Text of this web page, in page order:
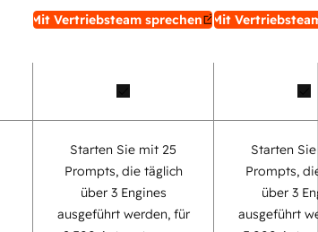
Mit Vertriebsteam sprechen Mit
Starten Sie mit 25
Prompts, die täglich
über 3 Engines
ausgeführt werden, für
Starten
Prompts,
über 3
ausgeführt